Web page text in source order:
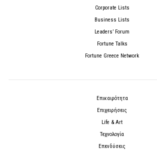
Corporate Lists
Business Lists
Leaders’ Forum
Fortune Talks
Fortune Greece Network
Επικαιρότητα
Επιχειρήσεις
Life & Art
Τεχνολογία
Επενδύσεις